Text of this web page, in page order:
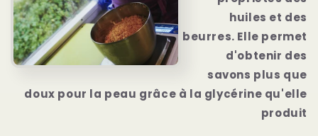
huiles et des
beurres. Elle permet
d'obtenir des
savons plus que
doux pour la peau grâce à la glycérine qu'elle
produit